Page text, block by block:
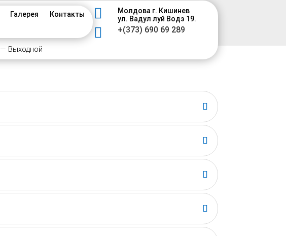
Галерея
Контакты
— Выходной

Молдова г. Кишинев
ул. Вадул луй Водэ 19.
 +(373) 690 69 289